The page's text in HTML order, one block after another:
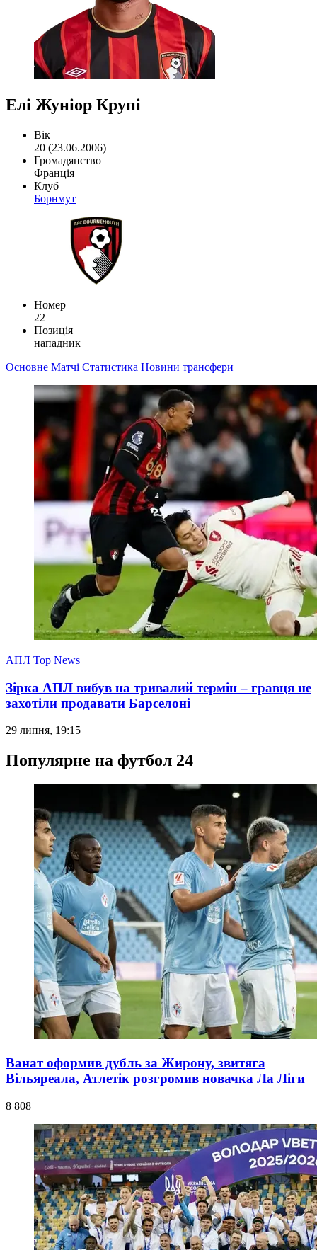
Елі Жуніор Крупі
Вік
20 (23.06.2006)
Громадянство
Франція
Клуб
Борнмут
Номер
22
Позиція
нападник
Основне Матчі Статистика Новини трансфери
АПЛ Top News
Зірка АПЛ вибув на тривалий термін – гравця не
захотіли продавати Барселоні
29 липня, 19:15
Популярне на футбол 24
Ванат оформив дубль за Жирону, звитяга
Вільяреала, Атлетік розгромив новачка Ла Ліги
8 808